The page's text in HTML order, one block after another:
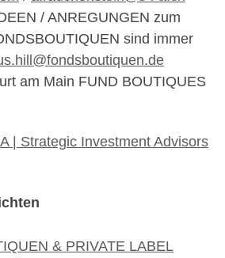
/ ANREGUNGEN zum
sind immer
am Main FUND BOUTIQUES
| Strategic Investment Advisors
& PRIVATE LABEL